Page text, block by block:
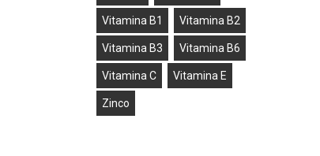
Vitamina B1 Vitamina B2
Vitamina B3 Vitamina B6
Vitamina C Vitamina E
Zinco